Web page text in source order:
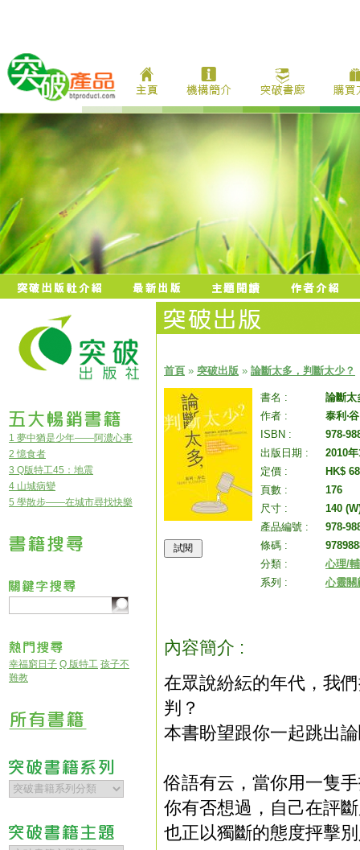
1 夢中猶是少年——阿濃心事
2 憶食者
3 Q版特工45：地震
4 山城病變
5 學散步——在城市尋找快樂
幸福窮日子 Q 版特工 孩子不
難教
首頁 » 突破出版 » 論斷太多，判斷太少？
書名 :
論斷太
作者 :
泰利‧
ISBN :
978-
出版日期 :
2010
定價 :
HK$
頁數 :
176
尺寸 :
140
產品編號 :
978-
條碼 :
分類 :
心理/
系列 :
心靈關
內容簡介 :
在眾說紛紜的年代，我
判？
本書盼望跟你一起跳出
俗語有云，當你用一隻
你有否想過，自己在評
也正以獨斷的態度抨擊